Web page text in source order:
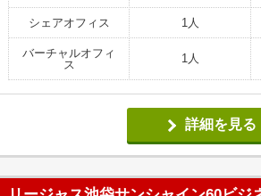
シェアオフィス 1人
バーチャルオフィ
ス
1人
詳細を見る